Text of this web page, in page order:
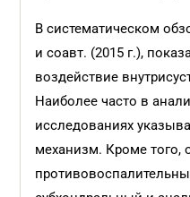
В систематическом
и соавт. (2015 г.),
воздействие
Наиболее часто в
исследованиях
механизм. Кроме того,